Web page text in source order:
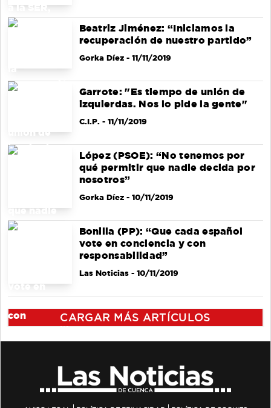
Beatriz Jiménez: “Iniciamos la
recuperación de nuestro partido”
Gorka Díez- 11/11/2019
Garrote: "Es tiempo de unión de
izquierdas. Nos lo pide la gente"
C.I.P.- 11/11/2019
López (PSOE): “No tenemos por
qué permitir que nadie decida por
nosotros”
Gorka Díez- 10/11/2019
Bonilla (PP): “Que cada español
vote en conciencia y con
responsabilidad”
Las Noticias- 10/11/2019
CARGAR MÁS ARTÍCULOS